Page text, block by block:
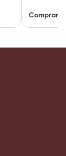
Comprar: